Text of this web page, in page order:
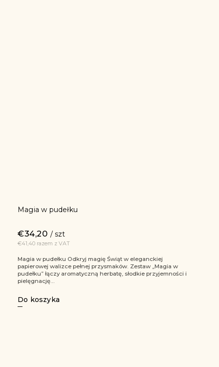
Magia w pudełku
€41,40 razem z VAT
€34,20 / szt
Do koszyka
Magia w pudełku Odkryj magię Świąt w eleganckiej
papierowej walizce pełnej przysmaków. Zestaw „Magia w
pudełku” łączy aromatyczną herbatę, słodkie przyjemności i
pielęgnację...